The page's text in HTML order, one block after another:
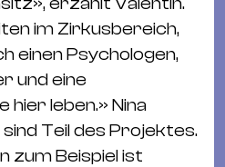
im Zirkusbereich,
einen Psychologen,
und eine
hier leben.» Nina
Teil des Projektes.
zum Beispiel ist